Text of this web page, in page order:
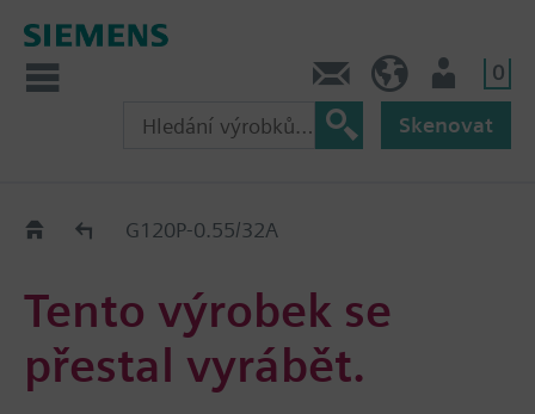
0
Skenovat
Old2NewG120P-0.55/32A
Tento výrobek se
přestal vyrábět.